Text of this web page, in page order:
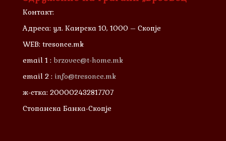
Контакт:
Адреса: ул. Каирска 10, 1000 – Скопје
WEB: tresonce.mk
email 1 : brzovec@t-home.mk
email 2 : info@tresonce.mk
ж-стка: 200002432817707
Стопанска Банка-Скопје